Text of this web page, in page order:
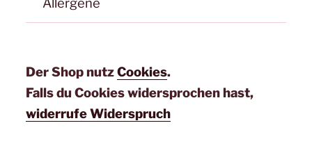
Der Shop nutzCookies.
Falls du Cookies widersprochen hast,
widerrufe Widerspruch